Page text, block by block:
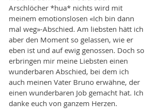
Arschlöcher *hua* nichts wird mit
meinem emotionslosen «Ich bin dann
mal weg»-Abschied. Am liebsten hätt ich
aber den Moment so gelassen, wie er
eben ist und auf ewig genossen. Doch so
erbringen mir meine Liebsten einen
wunderbaren Abschied, bei dem ich
auch meinen Vater Bruno erwähne, der
einen wunderbaren Job gemacht hat. Ich
danke euch von ganzem Herzen.